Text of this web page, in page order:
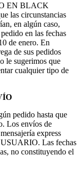
EN BLACK
las circunstancias
en algún caso,
en las fechas
de enero. En
de sus pedidos
le sugerimos que
cualquier tipo de
pedido hasta que
Los envíos de
express
USUARIO. Las fechas
no constituyendo el